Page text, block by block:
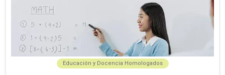
Educación y Docencia Homologados